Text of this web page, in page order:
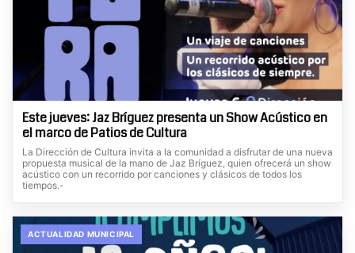
Este jueves: Jaz Bríguez presenta un Show Acústico en
el marco de Patios de Cultura
La Dirección de Cultura invita a la comunidad a disfrutar de una nueva
propuesta musical de la mano de Jaz Bríguez, quien ofrecerá un show
acústico con un recorrido por canciones y clásicos de todos los
tiempos.-
ACTUALIDAD MUNICIPAL